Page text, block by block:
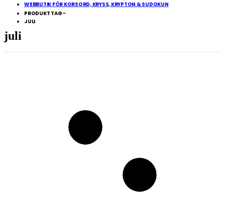
WEBBUTIK FÖR KORSORD, KRYSS, KRYPTON & SUDOKUN
PRODUKT TAG -
JULI
juli